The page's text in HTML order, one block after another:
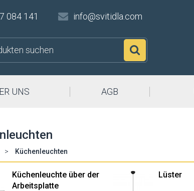
084 141 info@svitidla.com
UNS AGB
> Küchenleuchten
Küchenleuchte über der
Arbeitsplatte
Lüster